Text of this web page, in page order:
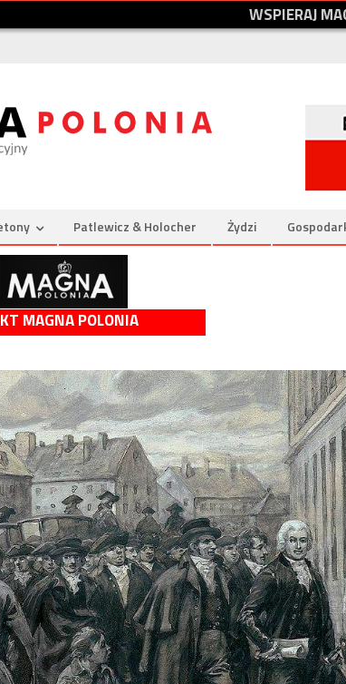
WSPIERAJMA
Patlewicz & Holocher Żydzi
MAGNA POLONIA